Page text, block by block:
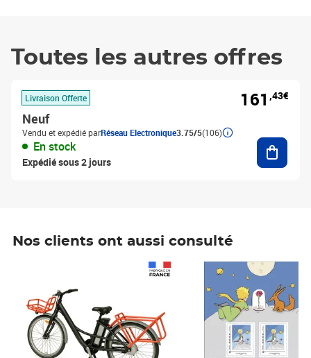
Toutes les autres offres
Livraison Offerte
Neuf
Vendu et expédié parRéseau Electronique3.75/5(106)
En stock
Expédié sous 2 jours
161 ,43€
Nos clients ont aussi consulté
Prix 7,50€